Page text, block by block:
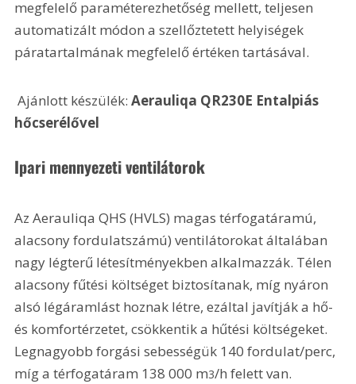
megfelelő paraméterezhetőség mellett, teljesen
automatizált módon a szellőztetett helyiségek
páratartalmának megfelelő értéken tartásával.
Ajánlott készülék: Aerauliqa QR230E Entalpiás
hőcserélővel
Ipari mennyezeti ventilátorok
Az Aerauliqa QHS (HVLS) magas térfogatáramú,
alacsony fordulatszámú) ventilátorokat általában
nagy légterű létesítményekben alkalmazzák. Télen
alacsony fűtési költséget biztosítanak, míg nyáron
alsó légáramlást hoznak létre, ezáltal javítják a hő-
és komfortérzetet, csökkentik a hűtési költségeket.
Legnagyobb forgási sebességük 140 fordulat/perc,
míg a térfogatáram 138 000 m3/h felett van.